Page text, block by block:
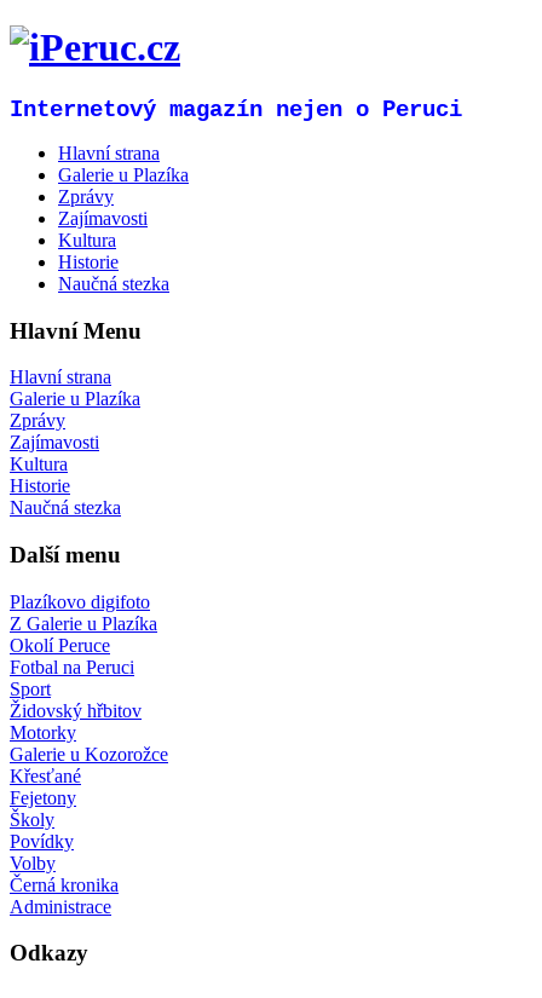
Internetový magazín nejen o Peruci
Hlavní strana
Galerie u Plazíka
Zprávy
Zajímavosti
Kultura
Historie
Naučná stezka
Hlavní Menu
Hlavní strana
Galerie u Plazíka
Zprávy
Zajímavosti
Kultura
Historie
Naučná stezka
Další menu
Plazíkovo digifoto
Z Galerie u Plazíka
Okolí Peruce
Fotbal na Peruci
Sport
Židovský hřbitov
Motorky
Galerie u Kozorožce
Křesťané
Fejetony
Školy
Povídky
Volby
Černá kronika
Administrace
Odkazy